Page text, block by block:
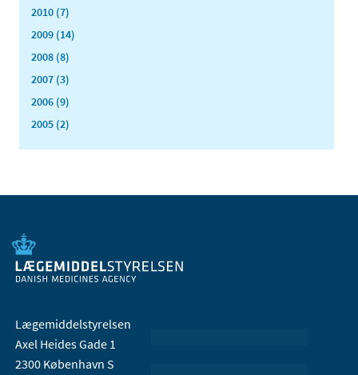
2010 (7)
2009 (14)
2008 (8)
2007 (3)
2006 (9)
2005 (2)
Lægemiddelstyrelsen
Axel Heides Gade 1
2300 København S